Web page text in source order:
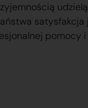
pomocy